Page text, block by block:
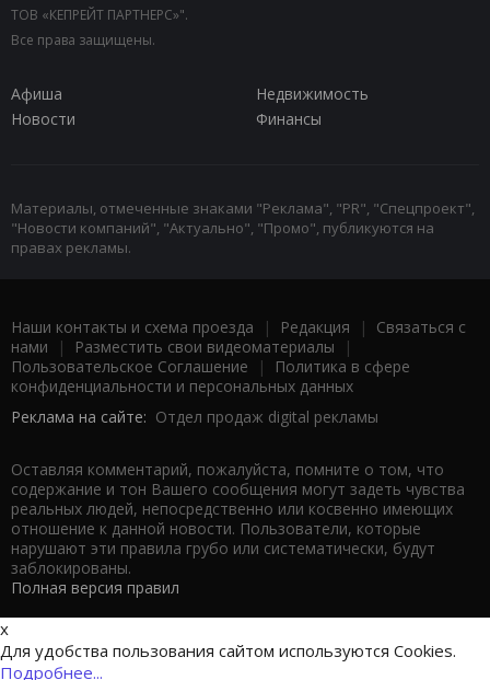
ТОВ «КЕПРЕЙТ ПАРТНЕРС»".
Все права защищены.
Афиша
Недвижимость
Новости
Финансы
Материалы, отмеченные знаками "Реклама", "PR", "Спецпроект",
"Новости компаний", "Актуально", "Промо", публикуются на
правах рекламы.
Наши контакты и схема проезда | Редакция | Связаться с
нами | Разместить свои видеоматериалы |
Пользовательское Соглашение |
Политика в сфере
конфиденциальности и персональных данных
Реклама на сайте: Отдел продаж digital рекламы
Оставляя комментарий, пожалуйста, помните о том, что
содержание и тон Вашего сообщения могут задеть чувства
реальных людей, непосредственно или косвенно имеющих
отношение к данной новости. Пользователи, которые
нарушают эти правила грубо или систематически, будут
заблокированы.
Полная версия правил
x
Для удобства пользования сайтом используются Cookies.
Подробнее...